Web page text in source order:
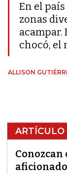
En el
zonas
acampar.
chocó, el
ALLISON
ARTÍCULO
Conozcan